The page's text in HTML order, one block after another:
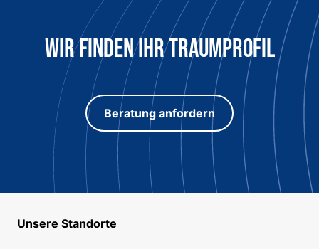
Wir finden ihr traumprofil
Beratung anfordern
Unsere Standorte